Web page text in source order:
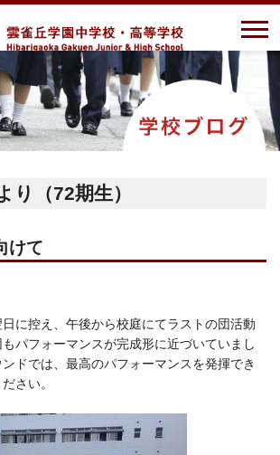
り（72期生）
けて
に控え、午後から校庭にてラストの団活動
パフォーマンスが完成形に近づいていまし
ドでは、最高のパフォーマンスを発揮でき
さい。